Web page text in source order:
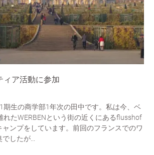
ィア活動に参加
期生の商学部1年次の田中です。私は今、ベ
れたWERBENという街の近くにあるflusshof
ャンプをしています。前回のフランスでのワ
したが...